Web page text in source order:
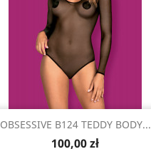
Szybki podgląd
OBSESSIVE B124 TEDDY BODY...
100,00 zł